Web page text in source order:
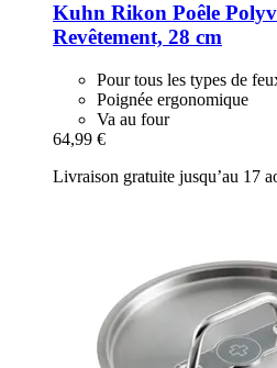
Kuhn Rikon Poêle
Revêtement, 28 cm
Pour tous les types de
Poignée ergonomique
Va au four
64,99 €
Livraison gratuite jusqu’au 17